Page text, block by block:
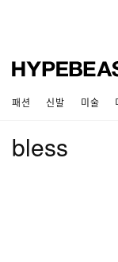
패션 신발 미술
bless